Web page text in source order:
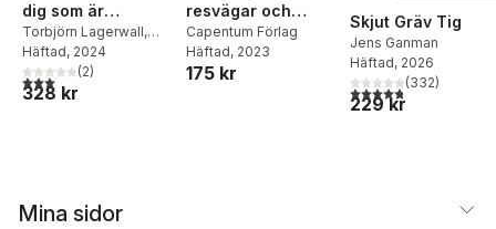
dig som är
nybörjare på husbil
Torbjörn Lagerwall,
Sanna Ohlander
Häftad, 2024
3,0utav 5 stjärnor. Totalt antal röster:
(2)
328 kr
resvägar och
resmål
Capentum Förlag
Häftad, 2023
175 kr
Skjut Gräv Tig
Jens Ganman
Häftad, 2026
4,8utav 5 stjärnor.
(332)
229 kr
Mina sidor